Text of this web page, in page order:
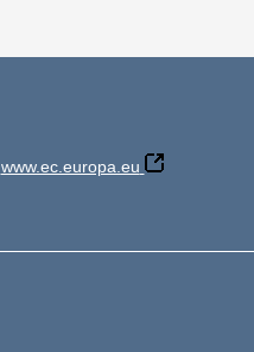
www.ec.europa.eu